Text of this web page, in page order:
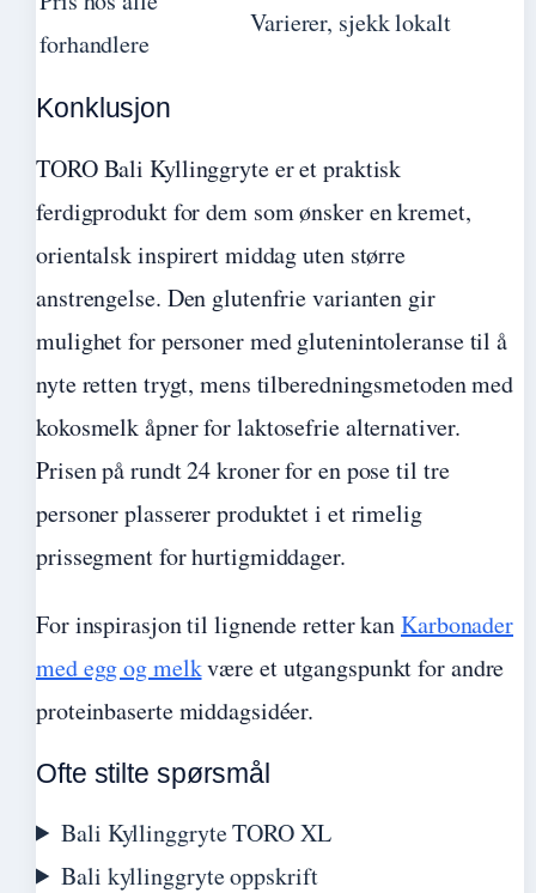
forhandlere
Varierer, sjekk lokalt
Konklusjon
TORO Bali Kyllinggryte er et praktisk
ferdigprodukt for dem som ønsker en kremet,
orientalsk inspirert middag uten større
anstrengelse. Den glutenfrie varianten gir
mulighet for personer med glutenintoleranse til å
nyte retten trygt, mens tilberedningsmetoden med
kokosmelk åpner for laktosefrie alternativer.
Prisen på rundt 24 kroner for en pose til tre
personer plasserer produktet i et rimelig
prissegment for hurtigmiddager.
For inspirasjon til lignende retter kanKarbonader
med egg og melkvære et utgangspunkt for andre
proteinbaserte middagsidéer.
Ofte stilte spørsmål
Bali Kyllinggryte TORO XL
Bali kyllinggryte oppskrift